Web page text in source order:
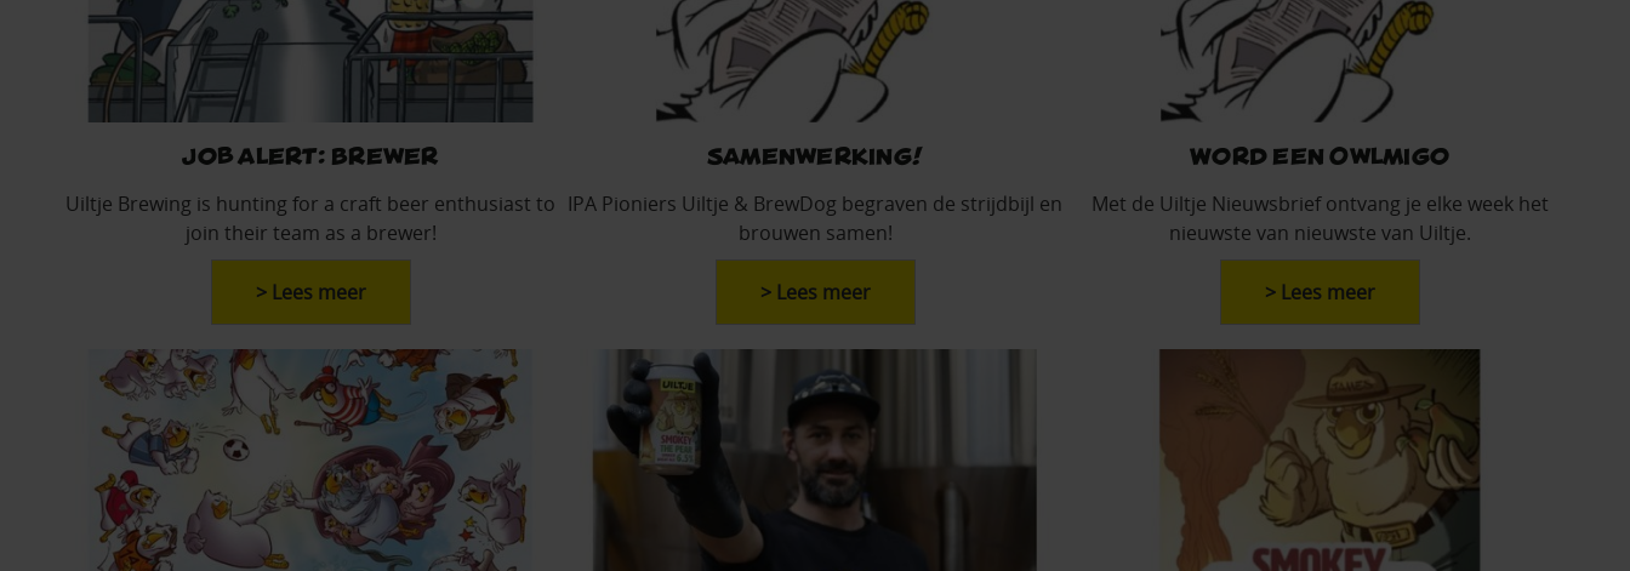
Job alert: Brewer
Uiltje Brewing is hunting for a craft beer enthusiast to
join their team as a brewer!
> Lees meer
Samenwerking!
IPA Pioniers Uiltje & BrewDog begraven de strijdbijl en
brouwen samen!
> Lees meer
Word een Owlmigo
Met de Uiltje Nieuwsbrief ontvang je elke week het
nieuwste van nieuwste van Uiltje.
> Lees meer